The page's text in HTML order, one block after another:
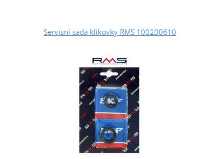
Servisní sada klikovky RMS 100200610